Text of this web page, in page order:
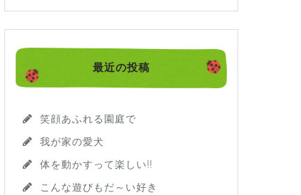
最近の投稿
笑顔あふれる園庭で
我が家の愛犬
体を動かすって楽しい!!
こんな遊びもだ～い好き